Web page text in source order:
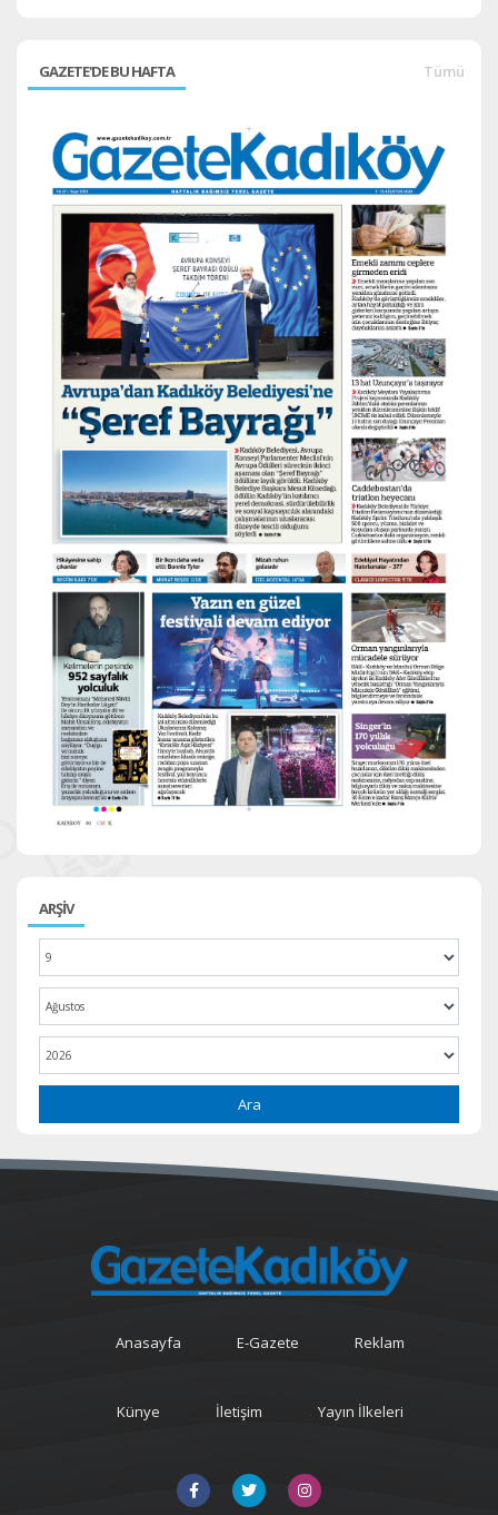
GAZETE'DE BU HAFTA Tümü
ARŞİV
Ara
Anasayfa E-Gazete Reklam
Künye İletişim Yayın İlkeleri